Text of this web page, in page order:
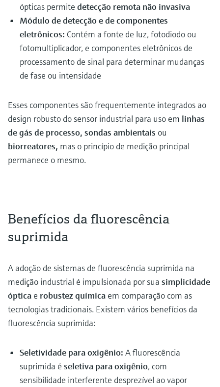
ópticas permite detecção remota não invasiva
Módulo de detecção e de componentes
eletrônicos: Contém a fonte de luz, fotodiodo ou
fotomultiplicador, e componentes eletrônicos de
processamento de sinal para determinar mudanças
de fase ou intensidade
Esses componentes são frequentemente integrados ao
design robusto do sensor industrial para uso em linhas
de gás de processo, sondas ambientais ou
biorreatores, mas o princípio de medição principal
permanece o mesmo.
Benefícios da fluorescência
suprimida
A adoção de sistemas de fluorescência suprimida na
medição industrial é impulsionada por sua simplicidade
óptica e robustez química em comparação com as
tecnologias tradicionais. Existem vários benefícios da
fluorescência suprimida:
Seletividade para oxigênio: A fluorescência
suprimida é seletiva para oxigênio, com
sensibilidade interferente desprezível ao vapor